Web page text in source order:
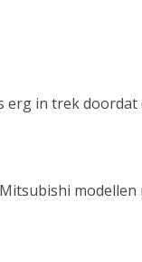
erg in trek doordat
modellen